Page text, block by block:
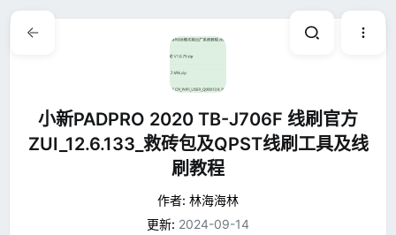
小新PADPRO 2020 TB-J706F 线刷官方
ZUI_12.6.133_救砖包及QPST线刷工具及线
刷教程
作者: 林海海林
更新: 2024-09-14